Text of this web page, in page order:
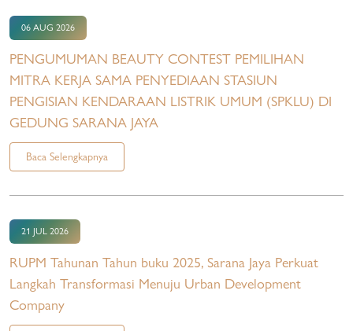
06 AUG 2026
PENGUMUMAN BEAUTY CONTEST PEMILIHAN
MITRA KERJA SAMA PENYEDIAAN STASIUN
PENGISIAN KENDARAAN LISTRIK UMUM (SPKLU) DI
GEDUNG SARANA JAYA
Baca Selengkapnya
21 JUL 2026
RUPM Tahunan Tahun buku 2025, Sarana Jaya Perkuat
Langkah Transformasi Menuju Urban Development
Company